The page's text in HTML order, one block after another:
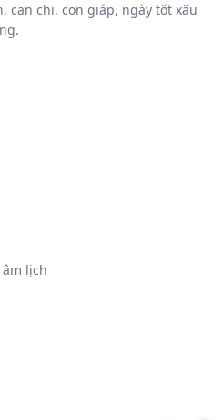
can chi, con giáp, ngày tốt xấu
lịch